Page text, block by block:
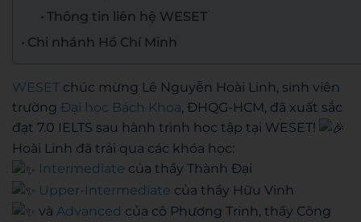
Thông tin liên hệ WESET
Chi nhánh Hồ Chí Minh
WESET chúc mừng Lê Nguyễn Hoài Linh, sinh viên
trường Đại học Bách Khoa, ĐHQG-HCM, đã xuất sắc
đạt 7.0 IELTS sau hành trình học tập tại WESET!
Hoài Linh đã trải qua các khóa học:
Intermediate của thầy Thành Đại
Upper-Intermediate của thầy Hữu Vinh
và Advanced của cô Phương Trinh, thầy Công